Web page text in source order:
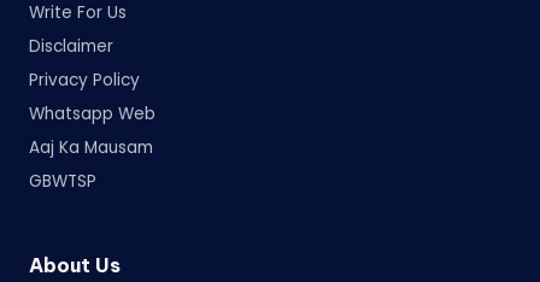
Write For Us
Disclaimer
Privacy Policy
Whatsapp Web
Aaj Ka Mausam
GBWTSP
About Us